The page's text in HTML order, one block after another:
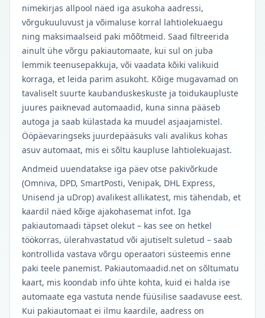
nimekirjas allpool näed iga asukoha aadressi,
võrgukuuluvust ja võimaluse korral lahtiolekuaegu
ning maksimaalseid paki mõõtmeid. Saad filtreerida
ainult ühe võrgu pakiautomaate, kui sul on juba
lemmik teenusepakkuja, või vaadata kõiki valikuid
korraga, et leida parim asukoht. Kõige mugavamad on
tavaliselt suurte kaubanduskeskuste ja toidukaupluste
juures paiknevad automaadid, kuna sinna pääseb
autoga ja saab külastada ka muudel asjaajamistel.
Ööpäevaringseks juurdepääsuks vali avalikus kohas
asuv automaat, mis ei sõltu kaupluse lahtiolekuajast.
Andmeid uuendatakse iga päev otse pakivõrkude
(Omniva, DPD, SmartPosti, Venipak, DHL Express,
Unisend ja uDrop) avalikest allikatest, mis tähendab, et
kaardil näed kõige ajakohasemat infot. Iga
pakiautomaadi täpset olekut – kas see on hetkel
töökorras, ülerahvastatud või ajutiselt suletud – saab
kontrollida vastava võrgu operaatori süsteemis enne
paki teele panemist. Pakiautomaadid.net on sõltumatu
kaart, mis koondab info ühte kohta, kuid ei halda ise
automaate ega vastuta nende füüsilise saadavuse eest.
Kui pakiautomaat ei ilmu kaardile, aadress on